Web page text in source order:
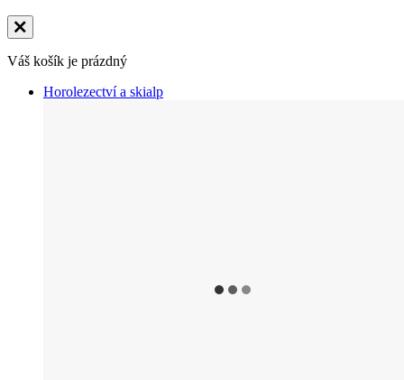
Váš košík je prázdný
Horolezectví a skialp